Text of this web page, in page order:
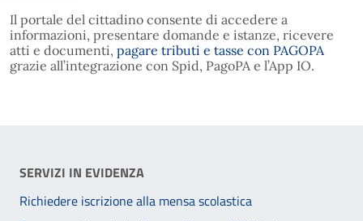
Il portale del cittadino consente di accedere a
informazioni, presentare domande e istanze, ricevere
atti e documenti, pagare tributi e tasse con PAGOPA
grazie all’integrazione con Spid, PagoPA e l’App IO.
SERVIZI IN EVIDENZA
Richiedere iscrizione alla mensa scolastica